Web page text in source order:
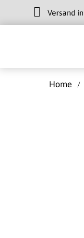
Versand
Home